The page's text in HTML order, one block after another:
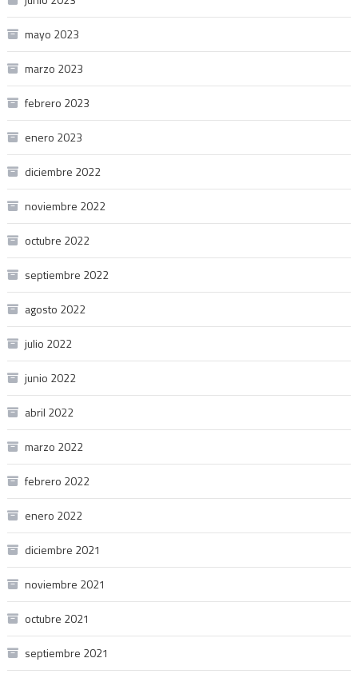
mayo 2023
marzo 2023
febrero 2023
enero 2023
diciembre 2022
noviembre 2022
octubre 2022
septiembre 2022
agosto 2022
julio 2022
junio 2022
abril 2022
marzo 2022
febrero 2022
enero 2022
diciembre 2021
noviembre 2021
octubre 2021
septiembre 2021